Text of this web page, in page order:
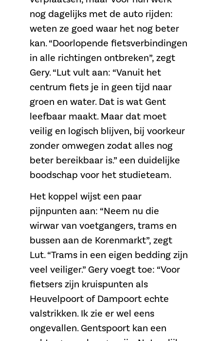
nog dagelijks met de auto rijden:
weten ze goed waar het nog beter
kan. “Doorlopende fietsverbindingen
in alle richtingen ontbreken”, zegt
Gery. “Lut vult aan: “Vanuit het
centrum fiets je in geen tijd naar
groen en water. Dat is wat Gent
leefbaar maakt. Maar dat moet
veilig en logisch blijven, bij voorkeur
zonder omwegen zodat alles nog
beter bereikbaar is.” een duidelijke
boodschap voor het studieteam.
Het koppel wijst een paar
pijnpunten aan: “Neem nu die
wirwar van voetgangers, trams en
bussen aan de Korenmarkt”, zegt
Lut. “Trams in een eigen bedding zijn
veel veiliger.” Gery voegt toe: “Voor
fietsers zijn kruispunten als
Heuvelpoort of Dampoort echte
valstrikken. Ik zie er wel eens
ongevallen. Gentspoort kan een